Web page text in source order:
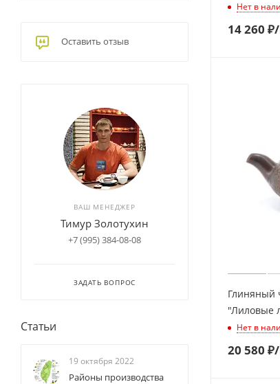
Нет в
14 260 ₽
Глиняный
"Лиловые
Нет в
20 580 ₽
Оставить отзыв
ВАШ МЕНЕДЖЕР
Тимур Золотухин
+7 (995) 384-08-08
ЗАДАТЬ ВОПРОС
Статьи
19 октября 2022
Районы производства